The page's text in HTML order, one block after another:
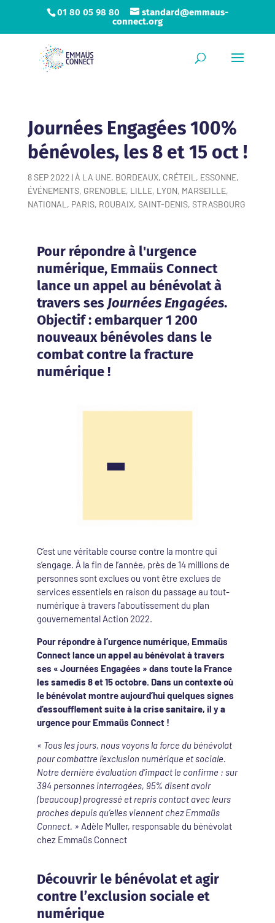
01 80 05 98 80
standard@emmaus-
connect.org
Journées Engagées 100%
bénévoles, les 8 et 15 oct !
8 SEP 2022 | À LA UNE, BORDEAUX, CRÉTEIL , ESSONNE,
ÉVÉNEMENTS, GRENOBLE, LILLE, LYON, MARSEILLE,
NATIONAL , PARIS, ROUBAIX, SAINT-DENIS, STRASBOURG
Pour répondre à l'urgence
numérique, Emmaüs Connect
lance un appel au bénévolat à
travers ses Journées Engagées.
Objectif : embarquer 1 200
nouveaux bénévoles dans le
combat contre la fracture
numérique !
C’est une véritable course contre la montre qui
s’engage. À la fin de l’année, près de 14 millions de
personnes sont exclues ou vont être exclues de
services essentiels en raison du passage au tout-
numérique à travers l'aboutissement du plan
gouvernemental Action 2022.
Pour répondre à l’urgence numérique, Emmaüs
Connect lance un appel au bénévolat à travers
ses « Journées Engagées » dans toute la France
les samedis 8 et 15 octobre. Dans un contexte où
le bénévolat montre aujourd’hui quelques signes
d’essoufflement suite à la crise sanitaire, il y a
urgence pour Emmaüs Connect !
« Tous les jours, nous voyons la force du bénévolat
pour combattre l’exclusion numérique et sociale.
Notre dernière évaluation d’impact le confirme : sur
394 personnes interrogées, 95% disent avoir
(beaucoup) progressé et repris contact avec leurs
proches depuis qu’elles viennent chez Emmaüs
Connect. » Adèle Muller, responsable du bénévolat
chez Emmaüs Connect
Découvrir le bénévolat et agir
contre l’exclusion sociale et
numérique